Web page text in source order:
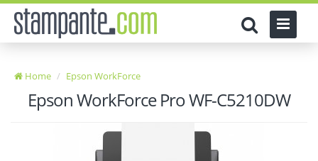
Home Epson WorkForce
Epson WorkForce Pro WF-C5210DW